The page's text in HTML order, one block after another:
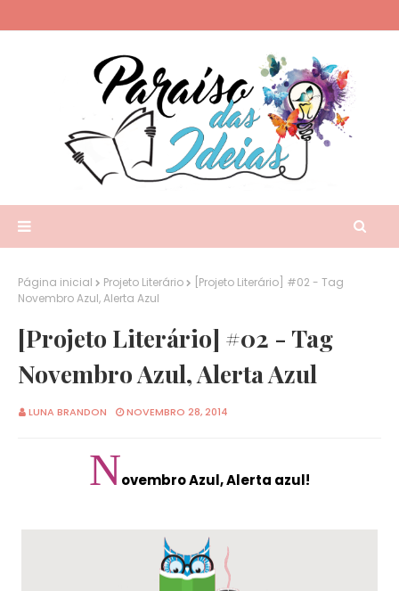
Página inicial Projeto Literário
[Projeto Literário] #02 - Tag
Novembro Azul, Alerta Azul
[Projeto Literário] #02 - Tag
Novembro Azul, Alerta Azul
LUNA BRANDON NOVEMBRO 28, 2014
Novembro Azul, Alerta azul!